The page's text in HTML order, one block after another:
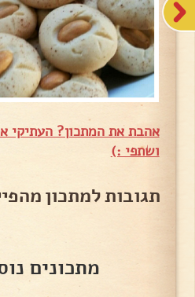
אהבת את המתכון? העתיקי
ושתפי :)
תגובות למתכון
מתכונים